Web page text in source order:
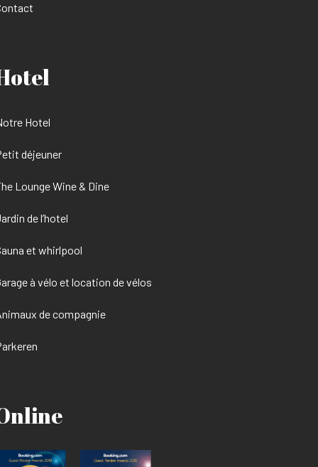
Hotel
déjeuner
Lounge Wine & Dine
de l’hotel
et whirlpool
à vélo et location de vélos
de compagnie